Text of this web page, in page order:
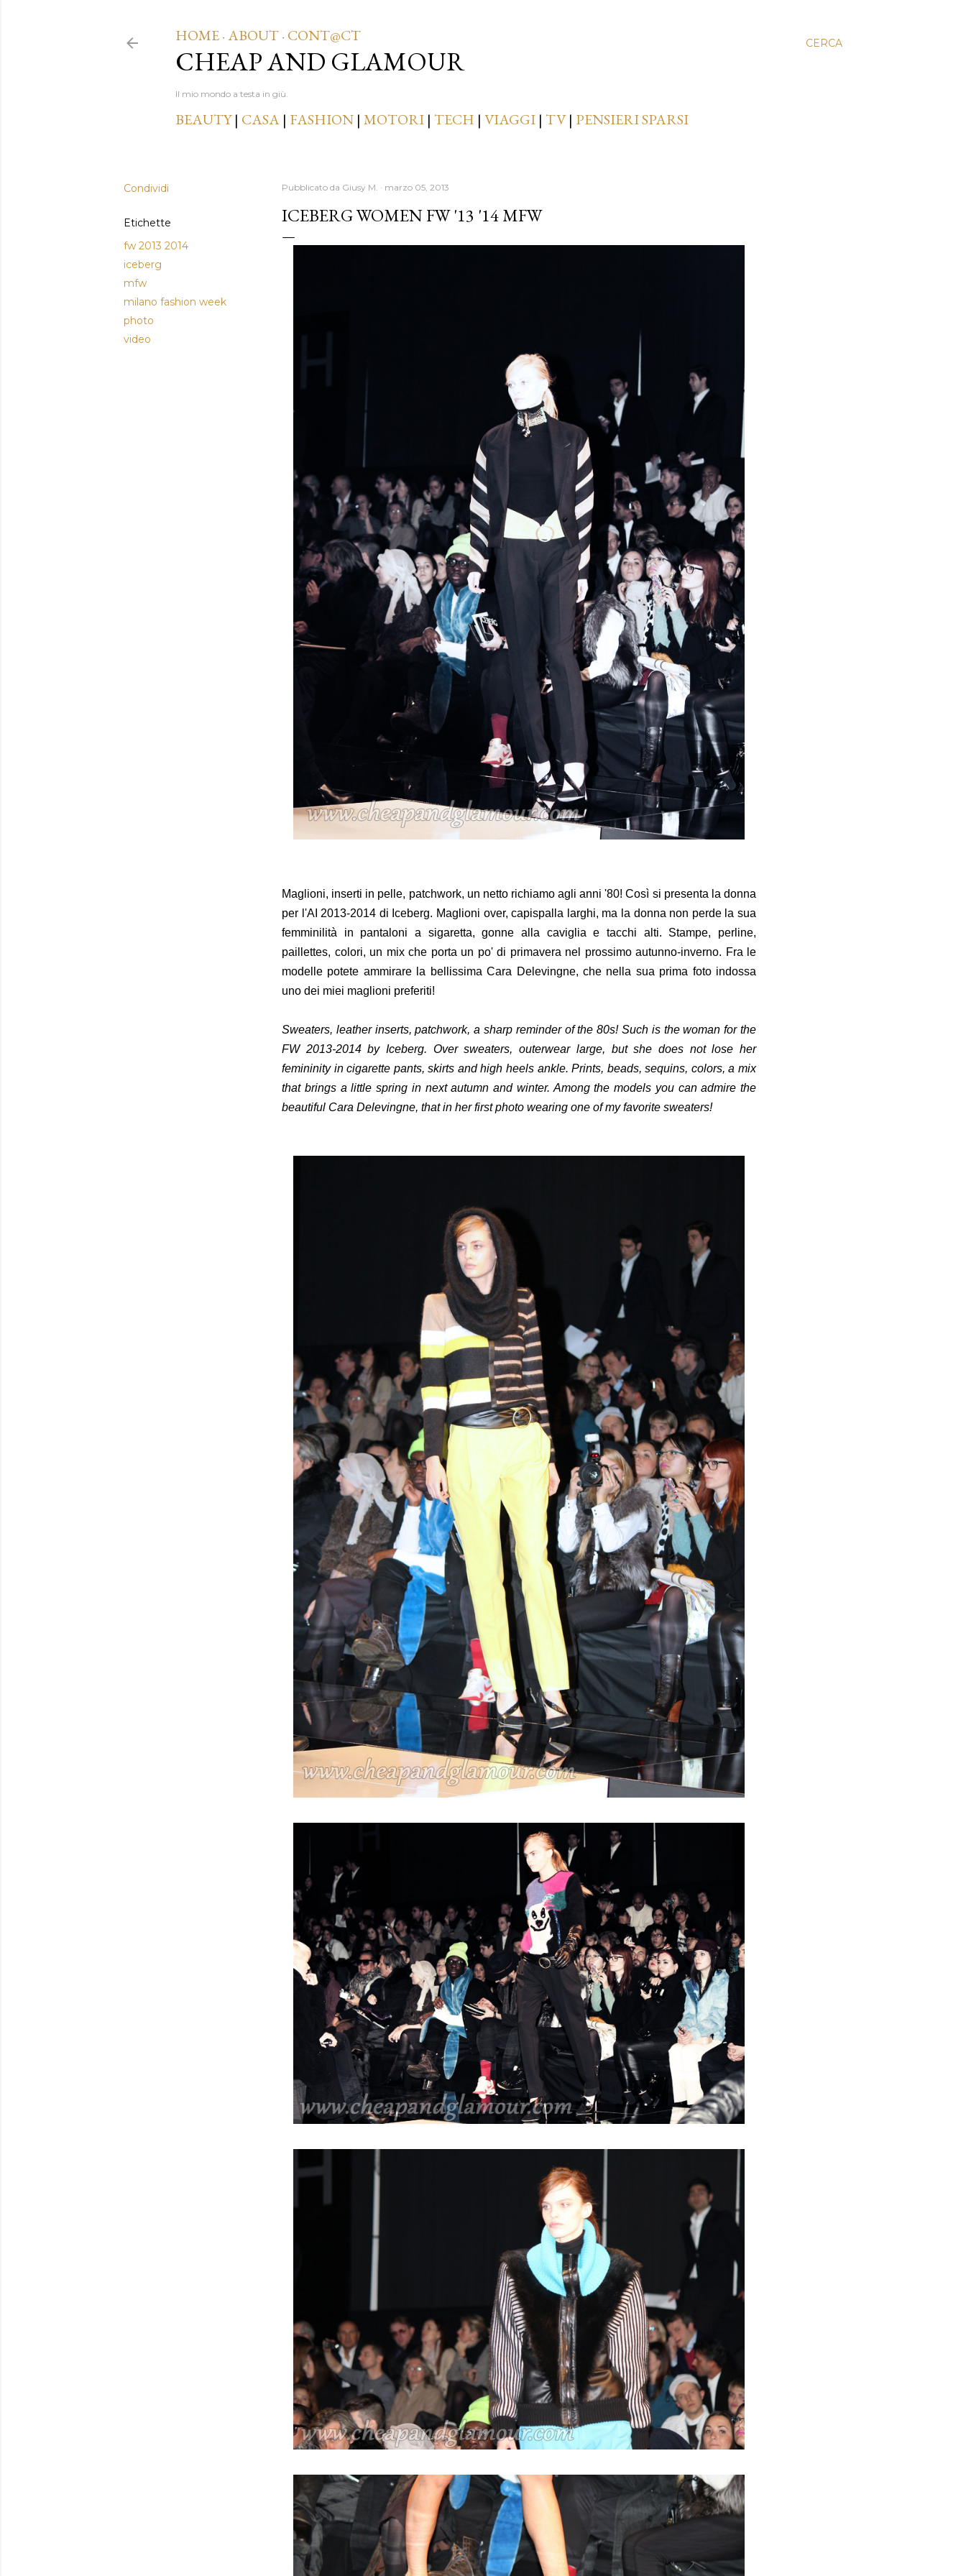
CERCA
HOME · ABOUT · CONT@CT
CHEAP AND GLAMOUR
Il mio mondo a testa in giù.
BEAUTY| CASA | FASHION | MOTORI | TECH | VIAGGI | TV| PENSIERI SPARSI
Condividi
Etichette
fw 2013 2014
iceberg
mfw
milano fashion week
photo
video
Pubblicato da Giusy M. marzo 05, 2013
ICEBERG WOMEN FW '13 '14 MFW
Maglioni, inserti in pelle, patchwork, un netto richiamo agli anni '80! Così si presenta la donna
per l'AI 2013-2014 di Iceberg. Maglioni over, capispalla larghi, ma la donna non perde la sua
femminilità in pantaloni a sigaretta, gonne alla caviglia e tacchi alti. Stampe, perline,
paillettes, colori, un mix che porta un po' di primavera nel prossimo autunno-inverno. Fra le
modelle potete ammirare la bellissima Cara Delevingne, che nella sua prima foto indossa
uno dei miei maglioni preferiti!
Sweaters, leather inserts, patchwork, a sharp reminder of the 80s! Such is the woman for the
FW 2013-2014 by Iceberg. Over sweaters, outerwear large, but she does not lose her
femininity in cigarette pants, skirts and high heels ankle. Prints, beads, sequins, colors, a mix
that brings a little spring in next autumn and winter. Among the models you can admire the
beautiful Cara Delevingne, that in her first photo wearing one of my favorite sweaters!